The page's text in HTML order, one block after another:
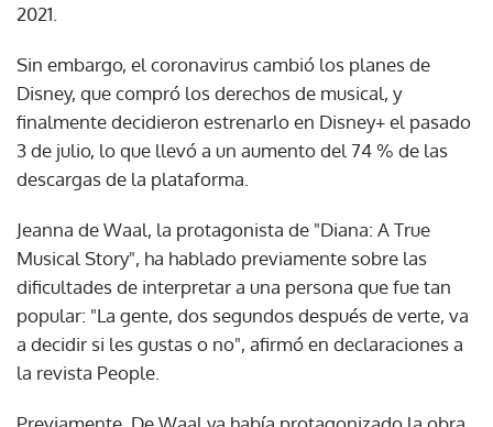
2021.
Sin embargo, el coronavirus cambió los planes de
Disney, que compró los derechos de musical, y
finalmente decidieron estrenarlo en Disney+ el pasado
3 de julio, lo que llevó a un aumento del 74 % de las
descargas de la plataforma.
Jeanna de Waal, la protagonista de "Diana: A True
Musical Story", ha hablado previamente sobre las
dificultades de interpretar a una persona que fue tan
popular: "La gente, dos segundos después de verte, va
a decidir si les gustas o no", afirmó en declaraciones a
la revista People.